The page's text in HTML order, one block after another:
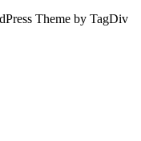
Theme by TagDiv